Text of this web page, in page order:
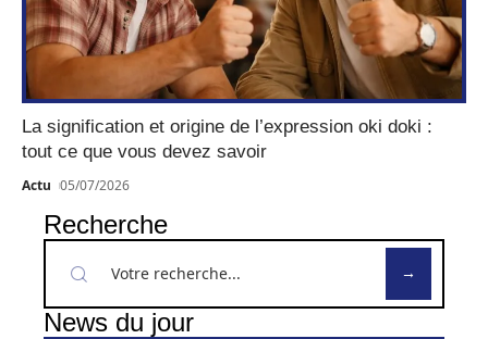
La signification et origine de l’expression oki doki :
tout ce que vous devez savoir
Actu 05/07/2026
Recherche
News du jour